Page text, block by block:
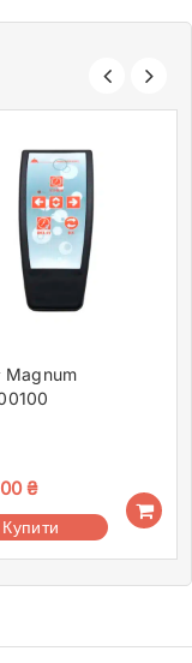
Magnum
₴
Купити